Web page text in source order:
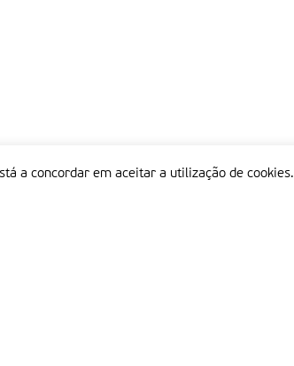
a concordar em aceitar a utilização de cookies.